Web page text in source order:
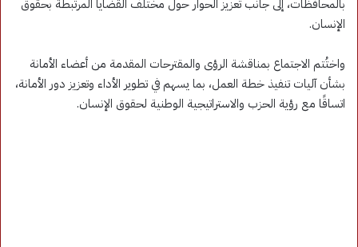
بالمحافظات، إلى جانب تعزيز الحوار حول مختلف القضايا المرتبطة بحقوق
الإنسان.
واختُتم الاجتماع بمناقشة الرؤى والمقترحات المقدمة من أعضاء الأمانة
بشأن آليات تنفيذ خطة العمل، بما يسهم في تطوير الأداء وتعزيز دور الأمانة،
اتساقًا مع رؤية الحزب والاستراتيجية الوطنية لحقوق الإنسان.